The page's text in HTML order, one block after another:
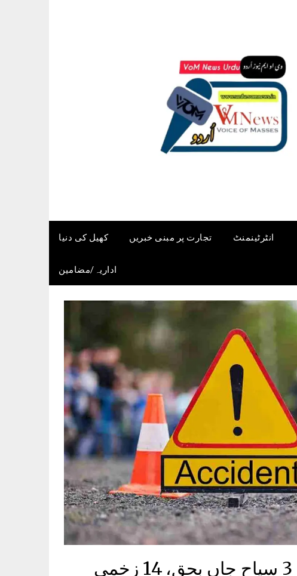
انٹرٹینمنٹ تجارت پر مبنی خبریں کھیل کی دنیا
اداریہ/مضامین